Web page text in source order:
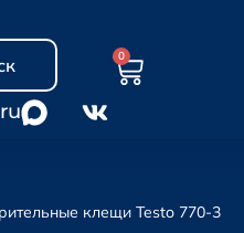
0
клещи Testo 770-3